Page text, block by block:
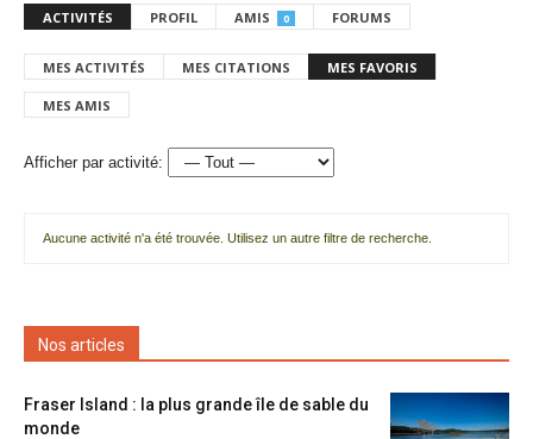
ACTIVITÉS PROFIL AMIS 0 FORUMS
MES ACTIVITÉS MES CITATIONS MES FAVORIS
MES AMIS
Afficher par activité:
Aucune activité n'a été trouvée. Utilisez un autre filtre de recherche.
Nos articles
Fraser Island : la plus grande île de sable du
monde